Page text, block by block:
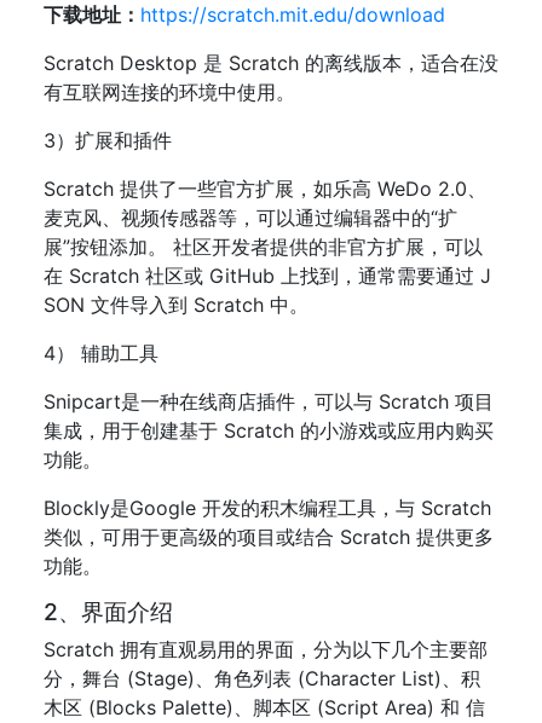
下载地址： https://scratch.mit.edu/download
Scratch Desktop 是 Scratch 的离线版本，适合在没
有互联网连接的环境中使用。
3）扩展和插件
Scratch 提供了一些官方扩展，如乐高 WeDo 2.0、
麦克风、视频传感器等，可以通过编辑器中的“扩
展”按钮添加。 社区开发者提供的非官方扩展，可以
在 Scratch 社区或 GitHub 上找到，通常需要通过 J
SON 文件导入到 Scratch 中。
4） 辅助工具
Snipcart是一种在线商店插件，可以与 Scratch 项目
集成，用于创建基于 Scratch 的小游戏或应用内购买
功能。
Blockly是Google 开发的积木编程工具，与 Scratch
类似，可用于更高级的项目或结合 Scratch 提供更多
功能。
2、界面介绍
Scratch 拥有直观易用的界面，分为以下几个主要部
分，舞台 (Stage)、角色列表 (Character List)、积
木区 (Blocks Palette)、脚本区 (Script Area) 和 信